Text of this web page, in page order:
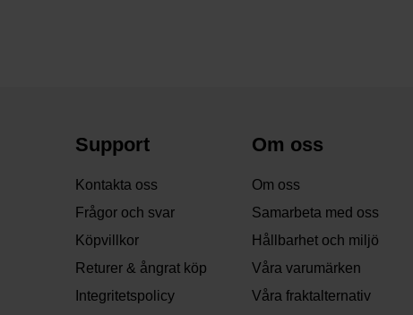
Support
Kontakta oss
Frågor och svar
Köpvillkor
Returer & ångrat köp
Integritetspolicy
Om oss
Om oss
Samarbeta med oss
Hållbarhet och miljö
Våra varumärken
Våra fraktalternativ